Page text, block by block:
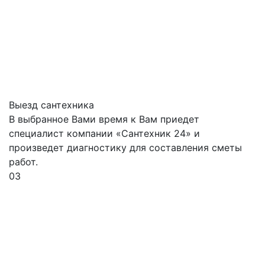
Выезд сантехника
В выбранное Вами время к Вам приедет
специалист компании «Сантехник 24» и
произведет диагностику для составления сметы
работ.
03